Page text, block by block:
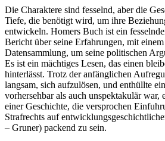
Die Charaktere sind fesselnd, aber die
Tiefe, die benötigt wird, um ihre
entwickeln. Homers Buch ist ein
Bericht über seine Erfahrungen, mit
Datensammlung, um seine politischen
Es ist ein mächtiges Lesen, das einen
hinterlässt. Trotz der anfänglichen
langsam, sich aufzulösen, und enthüllte
vorhersehbar als auch unspektakulär war,
einer Geschichte, die versprochen
Strafrechts auf
– Gruner) packend zu sein.